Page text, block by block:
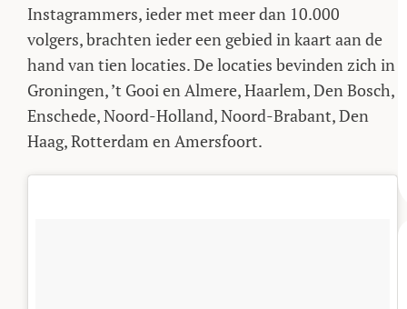
Instagrammers, ieder met meer dan 10.000
volgers, brachten ieder een gebied in kaart aan de
hand van tien locaties. De locaties bevinden zich in
Groningen, ’t Gooi en Almere, Haarlem, Den Bosch,
Enschede, Noord-Holland, Noord-Brabant, Den
Haag, Rotterdam en Amersfoort.